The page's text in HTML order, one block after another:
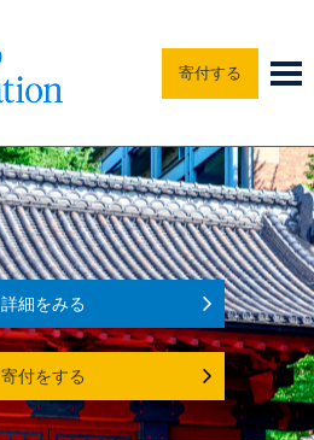
寄付する
詳細をみる
寄付をする